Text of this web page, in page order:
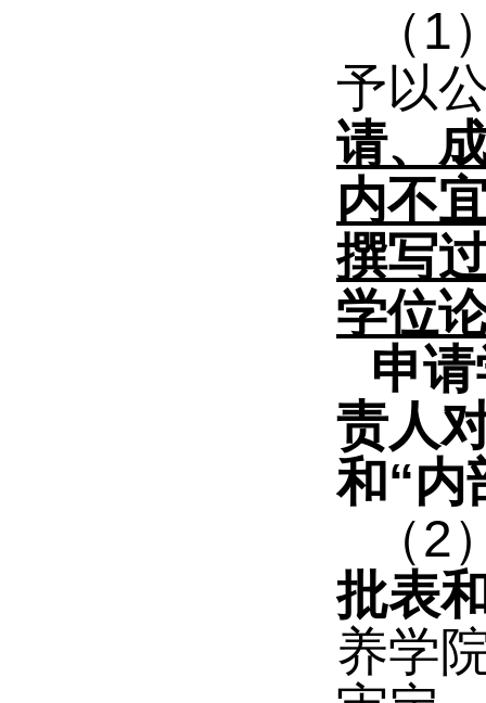
（1
予以
请、
内不
撰写
学位
申
责人
和“内
（2
批表
养学